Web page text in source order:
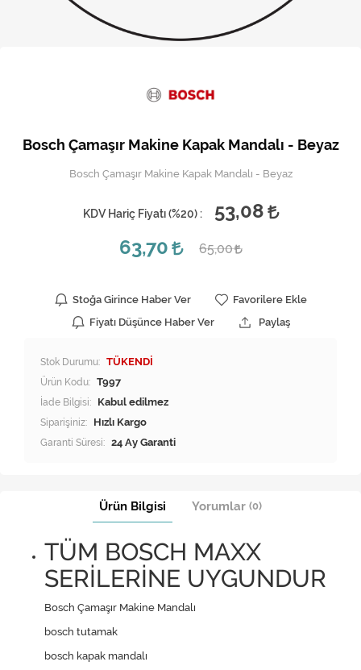
Musluk
Bosch Çamaşır Makine Kapak Mandalı - Beyaz
Bosch Çamaşır Makine Kapak Mandalı - Beyaz
KDV Hariç Fiyatı (%20) :
53,08
63,70
65,00
Stoğa Girince Haber Ver
Favorilere Ekle
Fiyatı Düşünce Haber Ver
Paylaş
Stok Durumu: TÜKENDİ
Ürün Kodu: T997
İade Bilgisi:
Siparişiniz: Hızlı Kargo
Garanti Süresi: 24 Ay Garanti
Ürün Bilgisi Yorumlar (0)
TÜM BOSCH MAXX
SERİLERİNE UYGUNDUR
Bosch Çamaşır Makine Mandalı
bosch tutamak
bosch kapak mandalı